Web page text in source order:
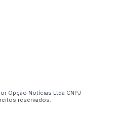
Opção Notícias Ltda CNPJ
reservados.